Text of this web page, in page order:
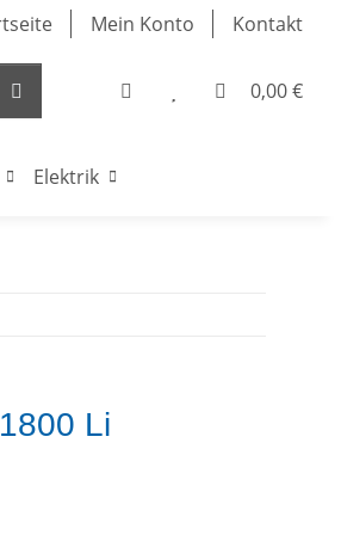
Mein Konto Kontakt
0,00 €
Elektrik
Li